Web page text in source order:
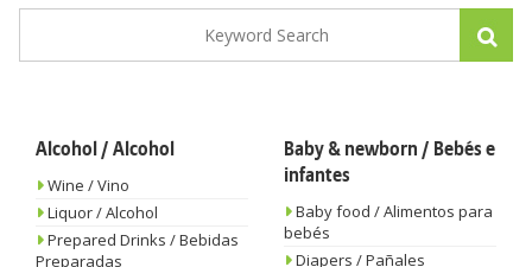
Alcohol / Alcohol
Wine / Vino
Liquor / Alcohol
Prepared Drinks / Bebidas
Preparadas
Baby & newborn / Bebés e
infantes
Baby food / Alimentos para
bebés
Diapers / Pañales